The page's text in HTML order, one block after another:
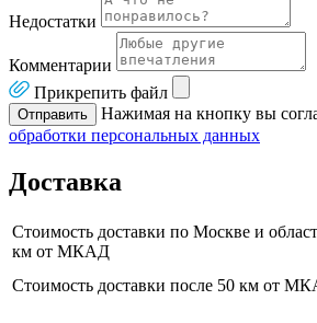
Недостатки
Комментарии
Прикрепить файл
Отправить Нажимая на кнопку вы
обработки персональных данных
Доставка
Стоимость доставки по Москве и
км от МКАД
Стоимость доставки после 50 км от